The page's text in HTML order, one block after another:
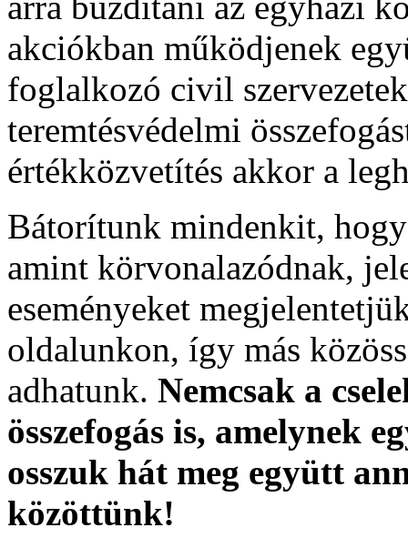
akciókban működjenek
foglalkozó civil
teremtésvédelmi
értékközvetítés akkor a
Bátorítunk mindenkit, hogy
amint körvonalazódnak,
eseményeket
oldalunkon, így más
adhatunk. Nemcsak a
összefogás is, amelynek
osszuk hát meg együtt
közöttünk!